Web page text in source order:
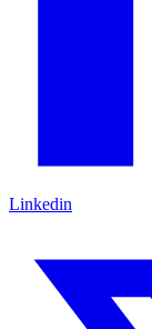
Linkedin